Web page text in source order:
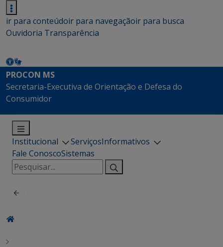
ir para conteúdoir para navegaçãoir para busca
Ouvidoria Transparência
PROCON MS
Secretaria-Executiva de Orientação e Defesa do
Consumidor
Institucional ServiçosInformativos
Fale ConoscoSistemas
Pesquisar
por: